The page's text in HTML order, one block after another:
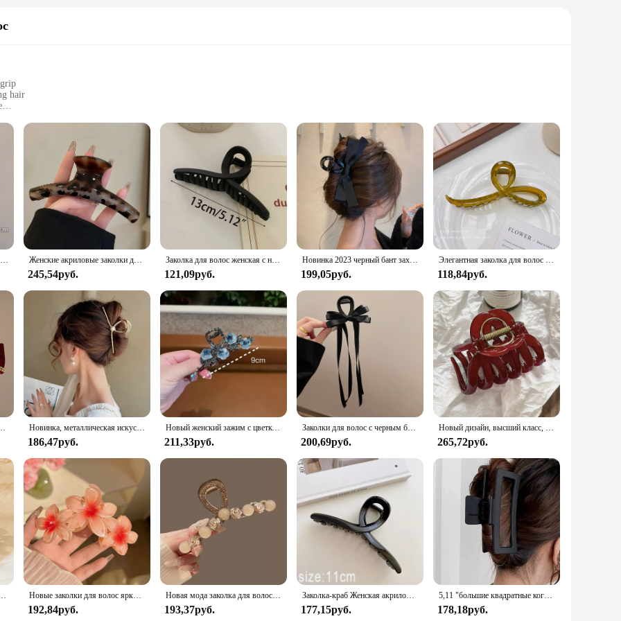
non-slip grip make these claw clips a top-selling item, ensuring that your customers are satisfied with their purchase. With our Big
hair accessory that meets the demands of modern hair care.
hair
to withstand the rigors of daily use while maintaining their structural integrity. The large claw design ensures a strong grip, making them
looking to keep your hair out of your face during a workout or need a reliable hold for a special occasion, these clips are versatile
but also ensures comfort. The claw's smooth edges prevent snags and pulls, allowing you to style your hair with ease. The large size of
to style your hair. They are lightweight, making them comfortable to wear for extended periods. These clips are an essential tool for
minimal effort.
excellent choice for wholesale and retail vendors. Available in sets, they cater to a wide range of hair types and styles, making them a
construction ensures that they will withstand the rigors of daily use, making them a reliable choice for salons, retailers, and stylists.
a salon, these Big Claw Clips are a smart investment.
Зимняя плюшевая заколка для волос для женщин и девочек, милое украшение для волос, длинная заколка для волос, повязка на голову, заколка для волос, модные аксессуары для волос Женские акриловые заколки для волос, большие заколки для волос с леопардовым принтом
245,54руб.
Заколка для волос женская с надписью, модный зажим для волос во французском стиле, большой черный, элегантный в Корейском стиле, аксессуар на голову
121,09руб.
Новинка 2023 черный бант захват зажим для девочек элегантный конский хвост коса зажим для волос милая Акула Краб карточка для волос корейский Изысканный аксессуар для волос
199,05руб.
Элегантная заколка для волос желеобразного цвета с бантом для женщин и девочек, милый орнамент для волос, заколка для волос на спине, модные аксессуары для волос
118,84руб.
в виде акулы с бантом, женские заколки на затылке, модные заколки, аксессуары для волос Новинка, металлическая искусственная заколка для волос, коготь для женщин, модный большой краб, зажим, аксессуары
186,47руб.
Новый женский зажим с цветком камелии, ретро-конский хвост, коса, краб, металлический зажим, модная милая девушка, карта для волос, аксессуары для волос
211,33руб.
Заколки для волос с черным бантом и лентой, темпераментная элегантная шпилька для волос, женский головной убор принцессы, модный зажим для волос, женские аксессуары для волос
200,69руб.
Новый дизайн, высший класс, заколка для волос в виде тыквы для женщин, милое украшение для волос на спине, длинная повязка на голову, заколка, аксессуары для волос
265,72руб.
головы, зажим в виде акулы, аксессуары для волос, хвост, акриловые заколки для волос, заколки для волос Новые заколки для волос ярких цветов с цветком для женщин, милые большие градиентные заколки в виде акулы, зажим для волос в виде краба, заколки, аксессуары для волос
192,84руб.
Новая мода заколка для волос с жемчугом и камелией для девочек, элегантная заколка для хвоста, заколка в виде акулы, милые аксессуары для волос с большим крабовым когтем, головные уборы
193,37руб.
Заколка-краб Женская акриловая, 13 см, в Корейском стиле
177,15руб.
5,11 "большие квадратные когти для волос, матовые матовые текстурированные пластиковые однотонные заколки-заколки для густых длинных волос, женские аксессуары для волос
178,18руб.